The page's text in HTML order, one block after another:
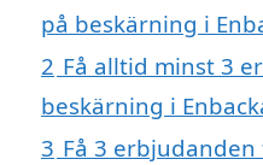
på beskärning i
2 Få alltid minst 3
beskärning i
3 Få 3